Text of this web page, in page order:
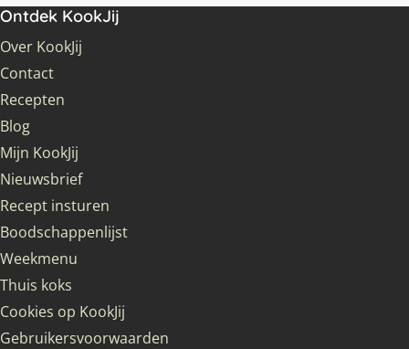
Ontdek KookJij
Over KookJij
Contact
Recepten
Blog
Mijn KookJij
Nieuwsbrief
Recept insturen
Boodschappenlijst
Weekmenu
Thuis koks
Cookies op KookJij
Gebruikersvoorwaarden